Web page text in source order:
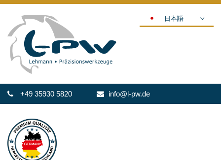
+49 35930 5820 info@l-pw.de
日本語